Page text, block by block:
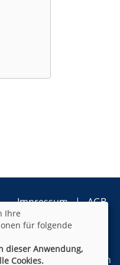
Impressum
AGB
Datenschutzerklärung
Newsletter
Cookie Einstellungen
Ihre
für folgende
dieser Anwendung,
Cookies.